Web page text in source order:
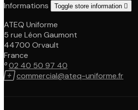
Informations
Toggle store information 
ATEQ Uniforme
5 rue Léon Gaumont
44700 Orvault
France
02 40 50 97 40
commercial@ateq-uniforme.fr